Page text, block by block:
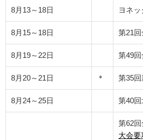
8月13～18日 ヨネ
8月15～18日 第21
8月19～22日 第49
8月20～21日 ＊ 第35
8月24～25日 第40
第62
大会要